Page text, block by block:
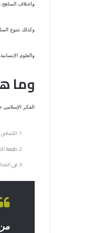
واختلاف
وكذلك تتنوع
والعلوم
وما
الفكر
الأساس
طبيعة
في